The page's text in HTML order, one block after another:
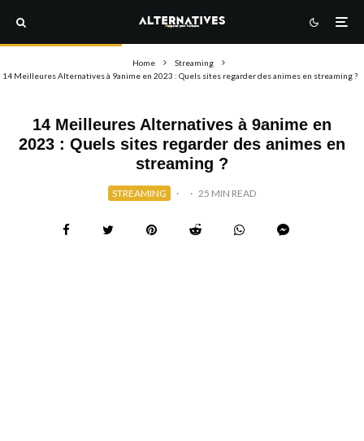
Home
Streaming
14 Meilleures Alternatives à 9anime en 2023 : Quels sites regarder des animes en streaming ?
14 Meilleures Alternatives à 9anime en
2023 : Quels sites regarder des animes en
streaming ?
STREAMING · · 25 MIN READ